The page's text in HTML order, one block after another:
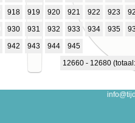
918 919 920 921 922 923
930 931 932 933 934 935
942 943 944
945
12660 - 12680